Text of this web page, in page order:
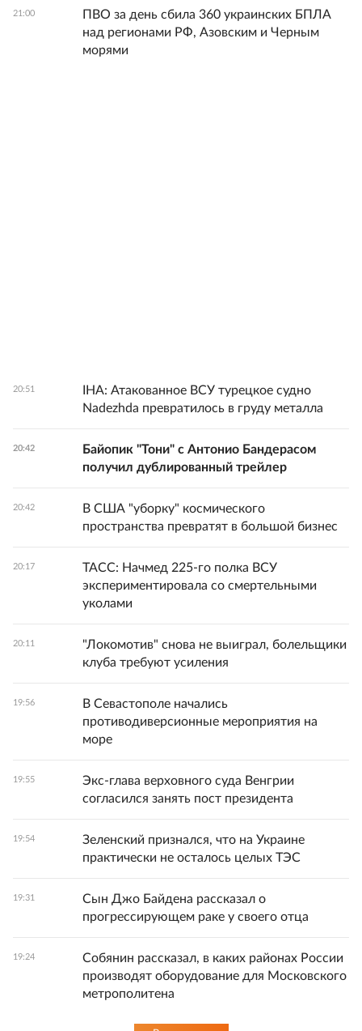
21:00
ПВО за день сбила 360 украинских БПЛА
над регионами РФ, Азовским и Черным
морями
20:51
IHA: Атакованное ВСУ турецкое судно
Nadezhda превратилось в груду металла
20:42
Байопик "Тони" с Антонио Бандерасом
получил дублированный трейлер
20:42
В США "уборку" космического
пространства превратят в большой бизнес
20:17
ТАСС: Начмед 225-го полка ВСУ
экспериментировала со смертельными
уколами
20:11
"Локомотив" снова не выиграл, болельщики
клуба требуют усиления
19:56
В Севастополе начались
противодиверсионные мероприятия на
море
19:55
Экс-глава верховного суда Венгрии
согласился занять пост президента
19:54
Зеленский признался, что на Украине
практически не осталось целых ТЭС
19:31
Сын Джо Байдена рассказал о
прогрессирующем раке у своего отца
19:24
Собянин рассказал, в каких районах России
производят оборудование для Московского
метрополитена